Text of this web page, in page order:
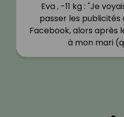
Eva , -11 kg : "Je
passer les publicités
Facebook, alors après
à mon mari